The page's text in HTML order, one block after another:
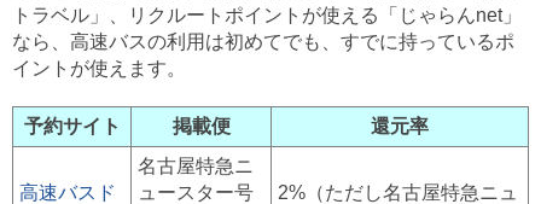
トラベル」、リクルートポイントが使える「じゃらんnet」
なら、高速バスの利用は初めてでも、すでに持っているポ
イントが使えます。
予約サイト 掲載便 還元率
高速バスド
名古屋特急ニ
ュースター号
2%（ただし名古屋特急ニュ